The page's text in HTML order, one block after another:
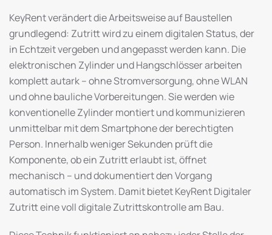
KeyRent verändert die Arbeitsweise auf Baustellen
grundlegend: Zutritt wird zu einem digitalen Status, der
in Echtzeit vergeben und angepasst werden kann. Die
elektronischen Zylinder und Hangschlösser arbeiten
komplett autark – ohne Stromversorgung, ohne WLAN
und ohne bauliche Vorbereitungen. Sie werden wie
konventionelle Zylinder montiert und kommunizieren
unmittelbar mit dem Smartphone der berechtigten
Person. Innerhalb weniger Sekunden prüft die
Komponente, ob ein Zutritt erlaubt ist, öffnet
mechanisch – und dokumentiert den Vorgang
automatisch im System. Damit bietet KeyRent Digitaler
Zutritt eine voll digitale Zutrittskontrolle am Bau.